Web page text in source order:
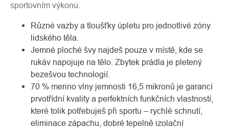
sportovním výkonu.
Různé vazby a tloušťky úpletu pro jednotlivé zóny
lidského těla.
Jemné ploché švy najdeš pouze v místě, kde se
rukáv napojuje na tělo. Zbytek prádla je pletený
bezešvou technologií.
70 % merino vlny jemnosti 16,5 mikronů je garancí
prvotřídní kvality a perfektních funkčních vlastností,
které tolik potřebuješ při sportu – rychlé schnutí,
eliminace zápachu, dobré tepelně izolační